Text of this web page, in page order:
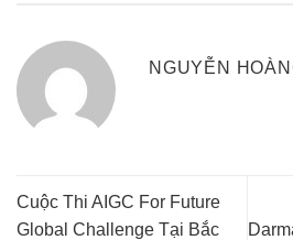
NGUYỄN
Cuộc Thi AIGC For Future
Global Challenge Tại Bắc